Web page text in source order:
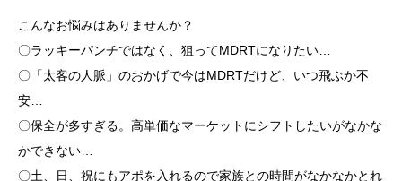
こんなお悩みはありませんか？
〇ラッキーパンチではなく、狙ってMDRTになりたい…
〇「太客の人脈」のおかげで今はMDRTだけど、いつ飛ぶか不
安…
〇保全が多すぎる。高単価なマーケットにシフトしたいがなかな
かできない…
〇土、日、祝にもアポを入れるので家族との時間がなかなかとれ